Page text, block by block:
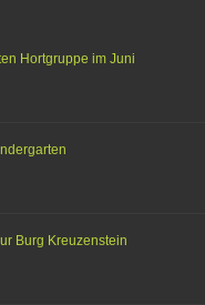
Hortgruppe im Juni
Burg Kreuzenstein